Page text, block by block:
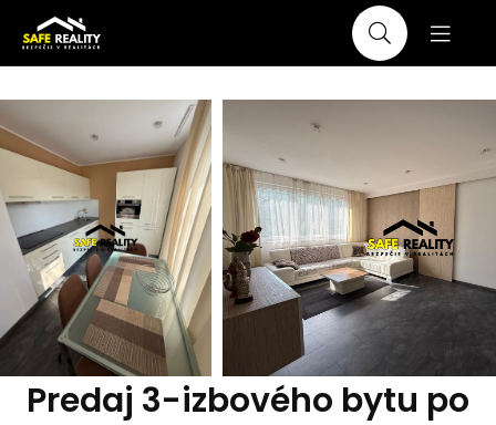
Predaj 3-izbového bytu po